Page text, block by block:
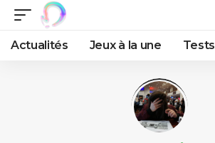
Actualités Jeux à la une Tests